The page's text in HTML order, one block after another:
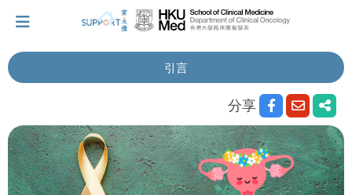
讓我們與你並肩而行。
引言
分享